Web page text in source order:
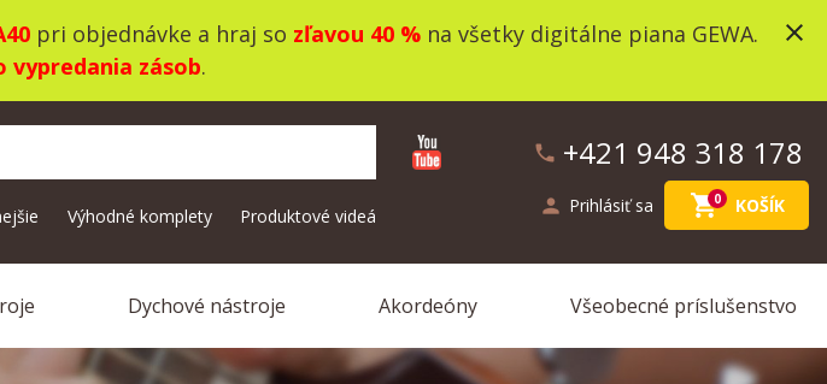
pri objednávke a hraj so zľavou 40 %na všetky digitálne piana GEWA.
vypredania zásob.
close
phone +421 948 318 178
person Prihlásiť sa shopping_cart0 KOŠÍK
Výhodné komplety Produktové videá
Dychové nástroje Akordeóny Všeobecné príslušenstvo